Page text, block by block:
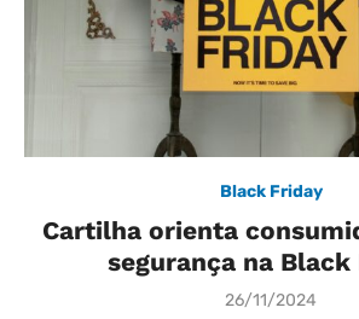
Black Friday
Cartilha orienta
segurança na Black
Posted
26/11/2024